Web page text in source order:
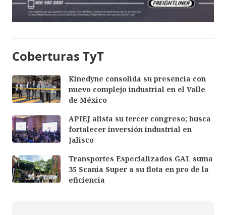
Coberturas TyT
Kinedyne consolida su presencia con
nuevo complejo industrial en el Valle
de México
APIEJ alista su tercer congreso; busca
fortalecer inversión industrial en
Jalisco
Transportes Especializados GAL suma
35 Scania Super a su flota en pro de la
eficiencia